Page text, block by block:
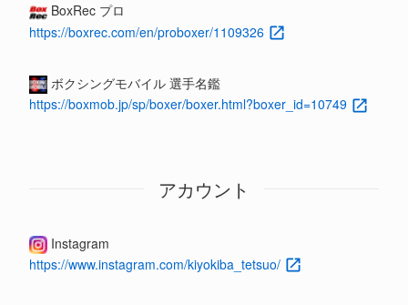
BoxRec プロ
https://boxrec.com/en/proboxer/1109326
ボクシングモバイル 選手名鑑
https://boxmob.jp/sp/boxer/boxer.html?boxer_id=10749
アカウント
Instagram
https://www.instagram.com/kiyokiba_tetsuo/